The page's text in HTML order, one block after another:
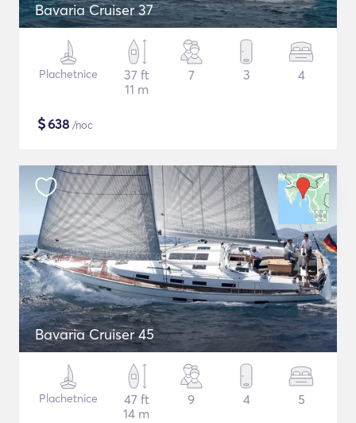
Bavaria Cruiser 37
Plachetnice
37 ft
11 m
7 3 4
$638 /noc
Bavaria Cruiser 45
Plachetnice
47 ft
14 m
9 4 5